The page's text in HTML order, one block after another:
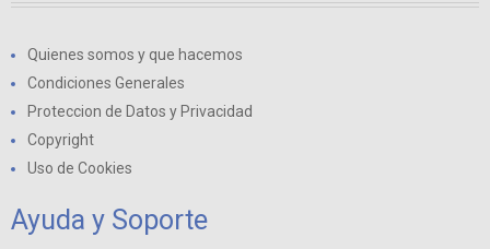
Quienes somos y que hacemos
Condiciones Generales
Proteccion de Datos y Privacidad
Copyright
Uso de Cookies
Ayuda y Soporte